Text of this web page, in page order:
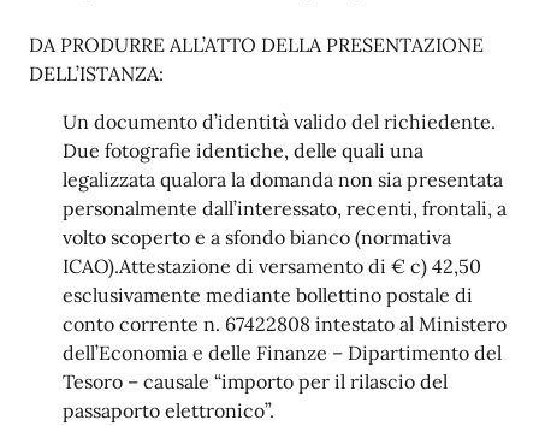
DA PRODURRE ALL’ATTO DELLA PRESENTAZIONE
DELL’ISTANZA:
Un documento d’identità valido del richiedente.
Due fotografie identiche, delle quali una
legalizzata qualora la domanda non sia presentata
personalmente dall’interessato, recenti, frontali, a
volto scoperto e a sfondo bianco (normativa
ICAO).Attestazione di versamento di € c) 42,50
esclusivamente mediante bollettino postale di
conto corrente n. 67422808 intestato al Ministero
dell’Economia e delle Finanze – Dipartimento del
Tesoro – causale “importo per il rilascio del
passaporto elettronico”.